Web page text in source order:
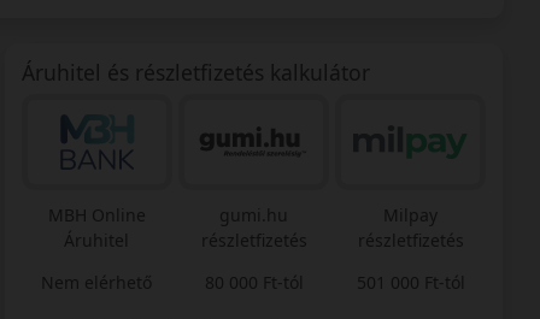
Áruhitel és részletfizetés kalkulátor
MBH Online
Áruhitel
Nem elérhető
gumi.hu
részletfizetés
80 000 Ft-tól
Milpay
részletfizetés
501 000 Ft-tól